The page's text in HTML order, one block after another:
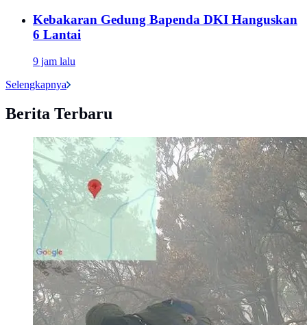
Kebakaran Gedung Bapenda DKI Hanguskan
6 Lantai
9 jam lalu
Selengkapnya
Berita Terbaru